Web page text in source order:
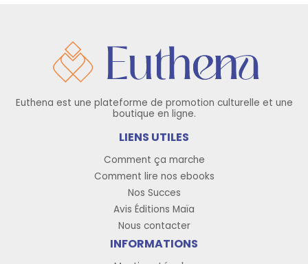
Euthena est une plateforme de promotion culturelle et une
boutique en ligne.
LIENS UTILES
Comment ça marche
Comment lire nos ebooks
Nos Succes
Avis Éditions Maïa
Nous contacter
INFORMATIONS